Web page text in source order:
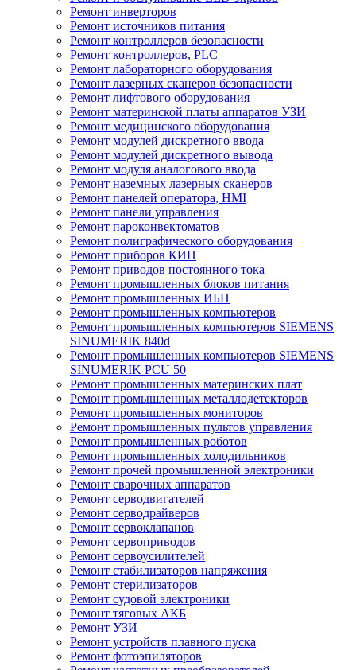
Ремонт инверторов
Ремонт источников питания
Ремонт контроллеров безопасности
Ремонт контроллеров, PLC
Ремонт лабораторного оборудования
Ремонт лазерных сканеров безопасности
Ремонт лифтового оборудования
Ремонт материнской платы аппаратов УЗИ
Ремонт медицинского оборудования
Ремонт модулей дискретного ввода
Ремонт модулей дискретного вывода
Ремонт модуля аналогового ввода
Ремонт наземных лазерных сканеров
Ремонт панелей оператора, HMI
Ремонт панели управления
Ремонт пароконвектоматов
Ремонт полиграфического оборудования
Ремонт приборов КИП
Ремонт приводов постоянного тока
Ремонт промышленных блоков питания
Ремонт промышленных ИБП
Ремонт промышленных компьютеров
Ремонт промышленных компьютеров SIEMENS
SINUMERIK 840d
Ремонт промышленных компьютеров SIEMENS
SINUMERIK PCU 50
Ремонт промышленных материнских плат
Ремонт промышленных металлодетекторов
Ремонт промышленных мониторов
Ремонт промышленных пультов управления
Ремонт промышленных роботов
Ремонт промышленных холодильников
Ремонт прочей промышленной электроники
Ремонт сварочных аппаратов
Ремонт серводвигателей
Ремонт серводрайверов
Ремонт сервоклапанов
Ремонт сервоприводов
Ремонт сервоусилителей
Ремонт стабилизаторов напряжения
Ремонт стерилизаторов
Ремонт судовой электроники
Ремонт тяговых АКБ
Ремонт УЗИ
Ремонт устройств плавного пуска
Ремонт фотоэпиляторов